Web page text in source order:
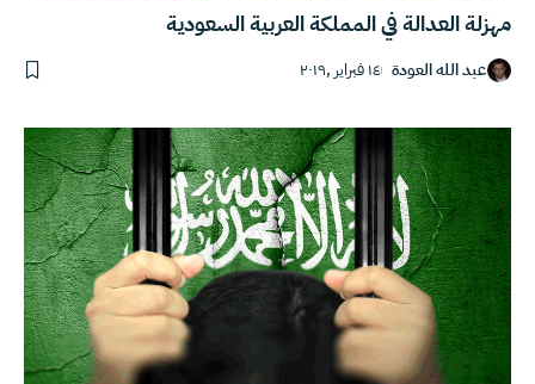
مهزلة العدالة في المملكة العربية السعودية
عبد الله العودة ١٤ فبراير ,٢٠١٩